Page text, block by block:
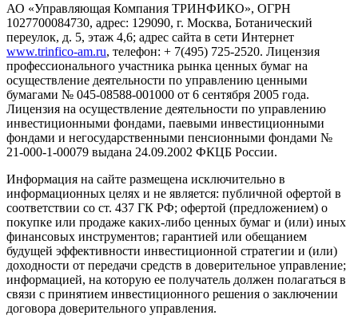
АО «Управляющая Компания ТРИНФИКО», ОГРН
1027700084730, адрес: 129090, г. Москва, Ботанический
переулок, д. 5, этаж 4,6; адрес сайта в сети Интернет
www.trinfico-аm.ru, телефон: + 7(495) 725-2520. Лицензия
профессионального участника рынка ценных бумаг на
осуществление деятельности по управлению ценными
бумагами № 045-08588-001000 от 6 сентября 2005 года.
Лицензия на осуществление деятельности по управлению
инвестиционными фондами, паевыми инвестиционными
фондами и негосударственными пенсионными фондами №
21-000-1-00079 выдана 24.09.2002 ФКЦБ России.
Информация на сайте размещена исключительно в
информационных целях и не является: публичной офертой в
соответствии со ст. 437 ГК РФ; офертой (предложением) о
покупке или продаже каких-либо ценных бумаг и (или) иных
финансовых инструментов; гарантией или обещанием
будущей эффективности инвестиционной стратегии и (или)
доходности от передачи средств в доверительное управление;
информацией, на которую ее получатель должен полагаться в
связи с принятием инвестиционного решения о заключении
договора доверительного управления.